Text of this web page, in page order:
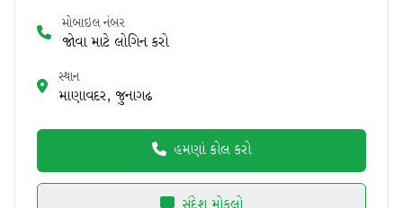
મોબાઇલ નંબર
જોવા માટે લોગિન કરો
સ્થાન
માણાવદર, જુનાગઢ
હમણાં કોલ કરો